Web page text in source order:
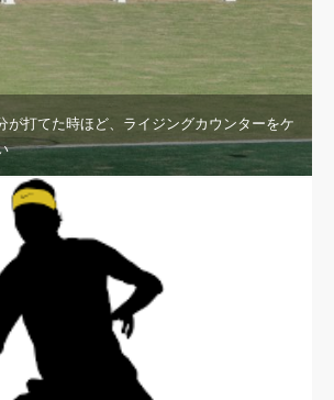
が打てた時ほど、ライジングカウンターをケ